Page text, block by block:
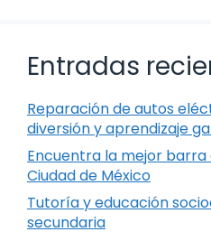
Entradas
Reparación de autos
diversión y aprendizaje
Encuentra la mejor
Ciudad de México
Tutoría y educación
secundaria